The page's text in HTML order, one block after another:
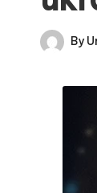
Posted
By